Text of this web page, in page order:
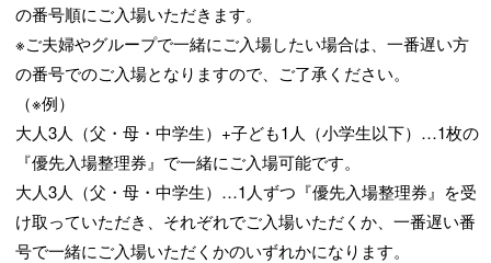
の番号順にご入場いただきます。
※ご夫婦やグループで一緒にご入場したい場合は、一番遅い方
の番号でのご入場となりますので、ご了承ください。
（※例）
大人3人（父・母・中学生）+子ども1人（小学生以下）…1枚の
『優先入場整理券』で一緒にご入場可能です。
大人3人（父・母・中学生）…1人ずつ『優先入場整理券』を受
け取っていただき、それぞれでご入場いただくか、一番遅い番
号で一緒にご入場いただくかのいずれかになります。